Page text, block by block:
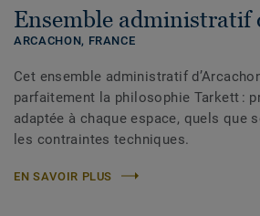
Ensemble administratif
ARCACHON, FRANCE
Cet ensemble administratif
parfaitement la philosophie Tarkett :
adaptée à chaque espace, quels que
les contraintes techniques.
EN SAVOIR PLUS